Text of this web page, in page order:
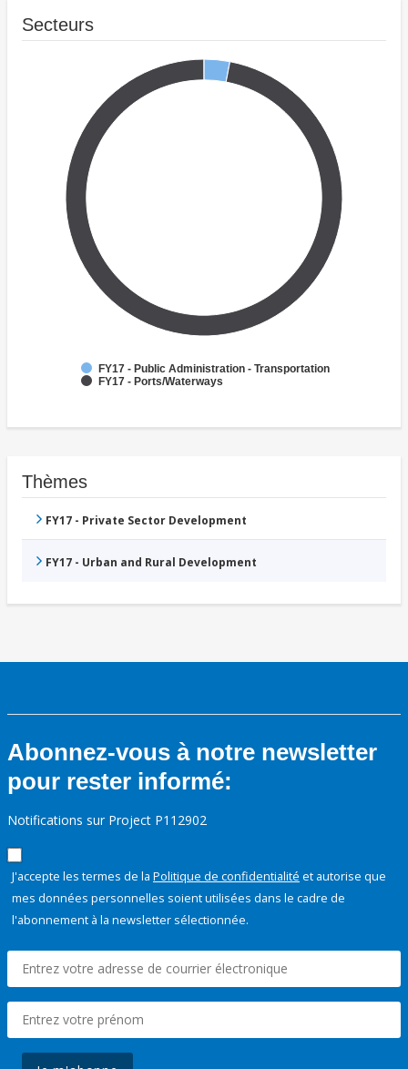
Secteurs
FY17 - Public Administration - Transportation
FY17 - Ports/Waterways
Thèmes
FY17 - Private Sector Development
FY17 - Urban and Rural Development
Abonnez-vous à notre newsletter
pour rester informé:
Notifications sur Project P112902
J'accepte les termes de la Politique de confidentialité et autorise que
mes données personnelles soient utilisées dans le cadre de
l'abonnement à la newsletter sélectionnée.